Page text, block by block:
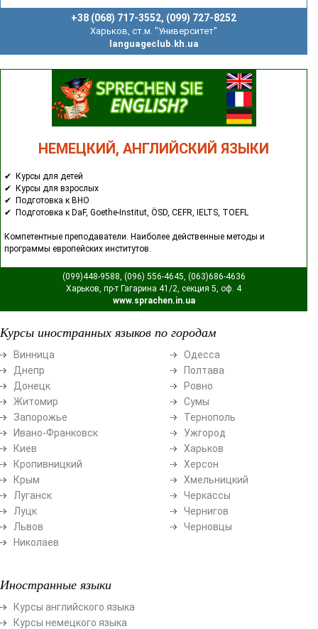
+38 (068) 717-3552, (099) 727-8252
Харьков, ст.м. "Университет"
languageclub.kh.ua
НЕМЕЦКИЙ, АНГЛИЙСКИЙ ЯЗЫКИ
✔ Курсы для детей
✔ Курсы для взрослых
✔ Подготовка к ВНО
✔ Подготовка к DaF, Goethe-Institut, ÖSD, CEFR, IELTS, TOEFL
Компетентные преподаватели. Наиболее действенные методы и
программы европейских институтов.
(099)448-9588, (096) 556-4645, (063)686-4636
Харьков, пр-т Гагарина 41/2, секция 5, оф. 4
www.sprachen.in.ua
Курсы иностранных языков по городам
Винница
Днепр
Донецк
Житомир
Запорожье
Ивано-Франковск
Киев
Кропивницкий
Крым
Луганск
Луцк
Львов
Николаев
Одесса
Полтава
Ровно
Сумы
Тернополь
Ужгород
Харьков
Херсон
Хмельницкий
Черкассы
Чернигов
Черновцы
Иностранные языки
Курсы английского языка
Курсы немецкого языка